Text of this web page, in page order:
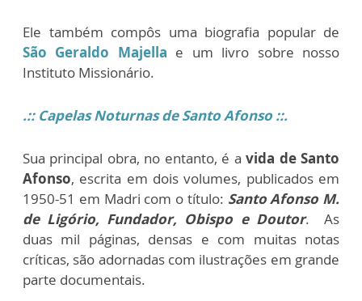
Ele também compôs uma biografia popular de
São Geraldo Majella e um livro sobre nosso
Instituto Missionário.
.:: Capelas Noturnas de Santo Afonso ::.
Sua principal obra, no entanto, é avida de Santo
Afonso, escrita em dois volumes, publicados em
1950-51 em Madri com o título: Santo Afonso M.
de Ligório, Fundador, Obispo e Doutor. As
duas mil páginas, densas e com muitas notas
críticas, são adornadas com ilustrações em grande
parte documentais.